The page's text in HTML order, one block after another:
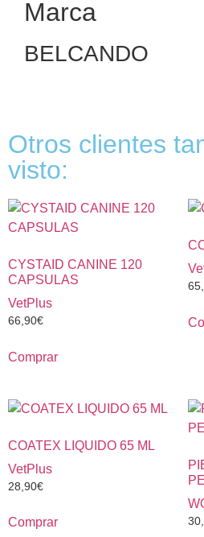
Marca
BELCANDO
Otros clientes
visto:
CYSTAID CANINE 120
CAPSULAS
VetPlus
66,90€
Comprar
COATEX LIQUIDO 65 ML
VetPlus
28,90€
Comprar